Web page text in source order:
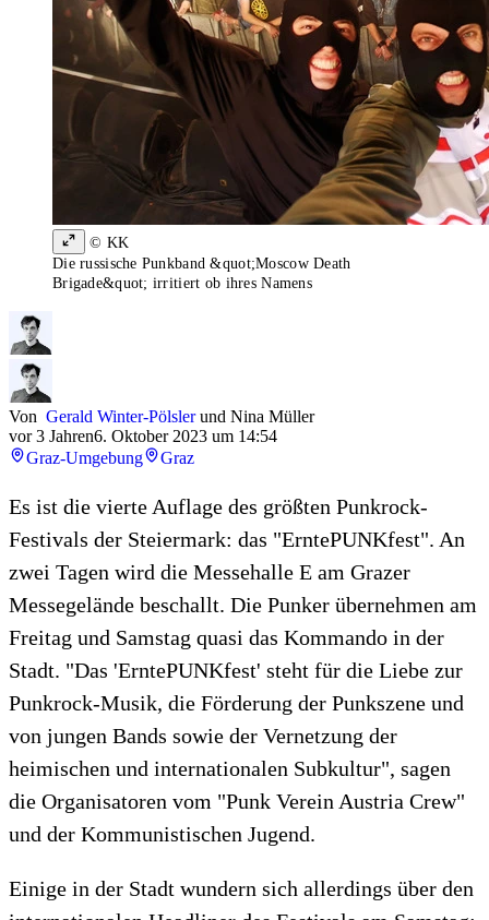
© KK
Die russische Punkband &quot;Moscow Death
Brigade&quot; irritiert ob ihres Namens
Von Gerald Winter-Pölslerund Nina Müller
vor 3 Jahren6. Oktober 2023 um 14:54
Graz-Umgebung
Graz
Es ist die vierte Auflage des größten Punkrock-
Festivals der Steiermark: das "ErntePUNKfest". An
zwei Tagen wird die Messehalle E am Grazer
Messegelände beschallt. Die Punker übernehmen am
Freitag und Samstag quasi das Kommando in der
Stadt. "Das 'ErntePUNKfest' steht für die Liebe zur
Punkrock-Musik, die Förderung der Punkszene und
von jungen Bands sowie der Vernetzung der
heimischen und internationalen Subkultur", sagen
die Organisatoren vom "Punk Verein Austria Crew"
und der Kommunistischen Jugend.
Einige in der Stadt wundern sich allerdings über den